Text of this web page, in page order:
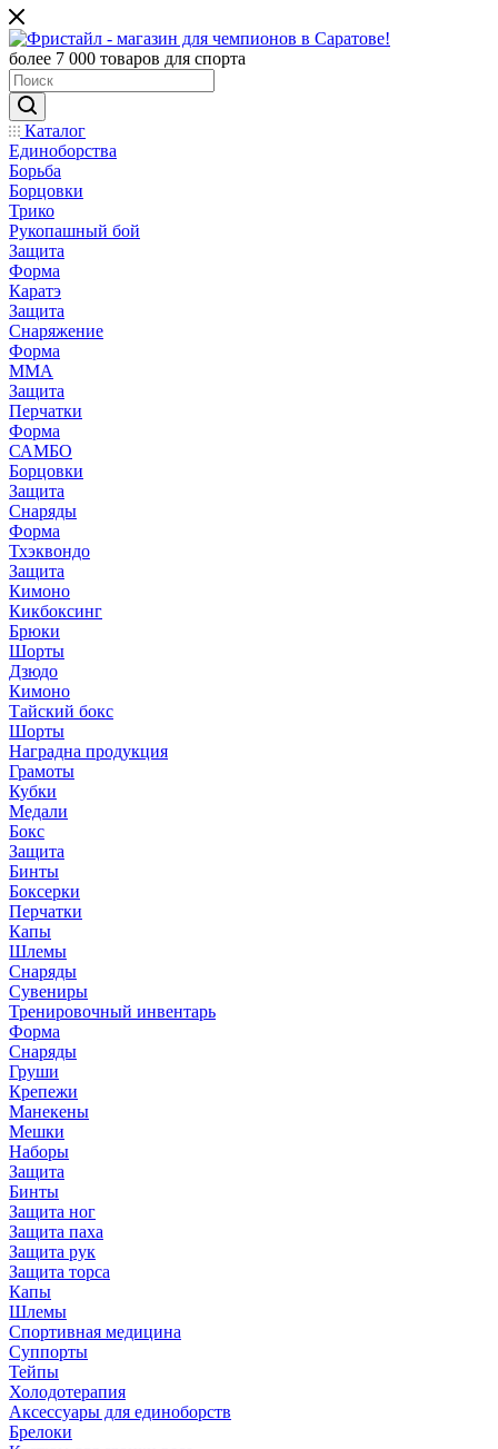
более 7 000 товаров для спорта
Каталог
Единоборства
Борьба
Борцовки
Трико
Рукопашный бой
Защита
Форма
Каратэ
Защита
Снаряжение
Форма
ММА
Защита
Перчатки
Форма
САМБО
Борцовки
Защита
Снаряды
Форма
Тхэквондо
Защита
Кимоно
Кикбоксинг
Брюки
Шорты
Дзюдо
Кимоно
Тайский бокс
Шорты
Наградна продукция
Грамоты
Кубки
Медали
Бокс
Защита
Бинты
Боксерки
Перчатки
Капы
Шлемы
Снаряды
Сувениры
Тренировочный инвентарь
Форма
Снаряды
Груши
Крепежи
Манекены
Мешки
Наборы
Защита
Бинты
Защита ног
Защита паха
Защита рук
Защита торса
Капы
Шлемы
Спортивная медицина
Суппорты
Тейпы
Холодотерапия
Аксессуары для единоборств
Брелоки